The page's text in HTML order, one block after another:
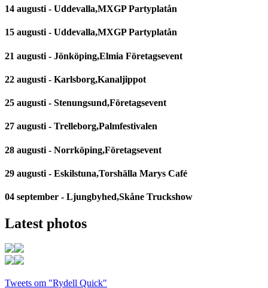
14 augusti - Uddevalla,MXGP Partyplatån
15 augusti - Uddevalla,MXGP Partyplatån
21 augusti - Jönköping,Elmia Företagsevent
22 augusti - Karlsborg,Kanaljippot
25 augusti - Stenungsund,Företagsevent
27 augusti - Trelleborg,Palmfestivalen
28 augusti - Norrköping,Företagsevent
29 augusti - Eskilstuna,Torshälla Marys Café
04 september - Ljungbyhed,Skåne Truckshow
Latest photos
Tweets om "Rydell Quick"